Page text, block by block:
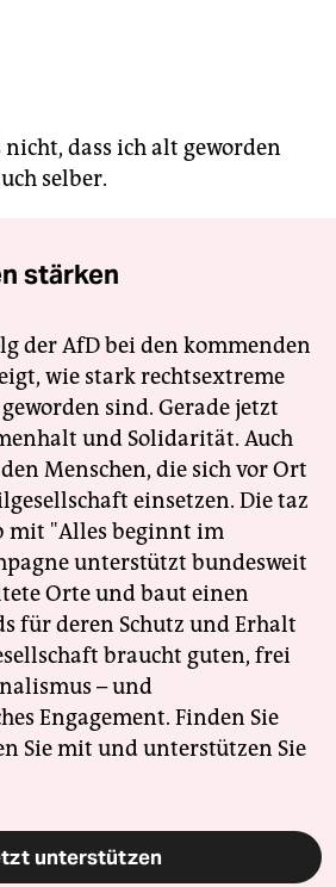
dass ich alt geworden
selber.
stärken
der AfD bei den kommenden
wie stark rechtsextreme
sind. Gerade jetzt
und Solidarität. Auch
Menschen, die sich vor Ort
einsetzen. Die taz
mit "Alles beginnt im
unterstützt bundesweit
Orte und baut einen
für deren Schutz und Erhalt
braucht guten, frei
– und
Engagement. Finden Sie
Sie mit und unterstützen Sie
unterstützen